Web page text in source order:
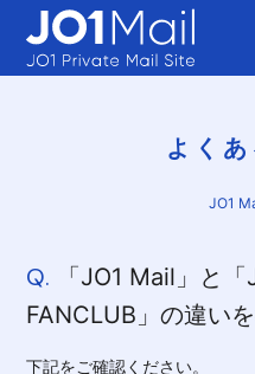
よく
JO1
Q. 「JO1 Mail」と
FANCLUB」の違い
下記をご確認ください。